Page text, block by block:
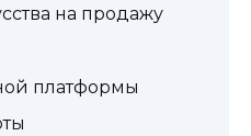
на продажу
платформы